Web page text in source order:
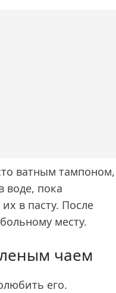
ватным тампоном,
воде, пока
в пасту. После
месту.
чаем
его.